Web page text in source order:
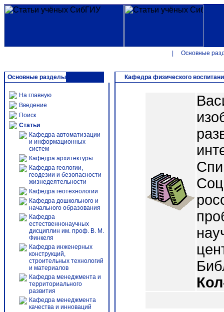
Основные
Основные разделы
На главную
Введение
Поиск
Статьи
Кафедра автоматизации
и информационных
систем
Кафедра архитектуры
Кафедра геологии,
геодезии и безопасности
жизнедеятельности
Кафедра геотехнологии
Кафедра дошкольного и
начального образования
Кафедра
естественнонаучных
дисциплин им. проф. В. М.
Финкеля
Кафедра инженерных
конструкций,
строительных технологий
и материалов
Кафедра менеджмента и
территориального
развития
Кафедра менеджмента
качества и инноваций
Кафедра физического